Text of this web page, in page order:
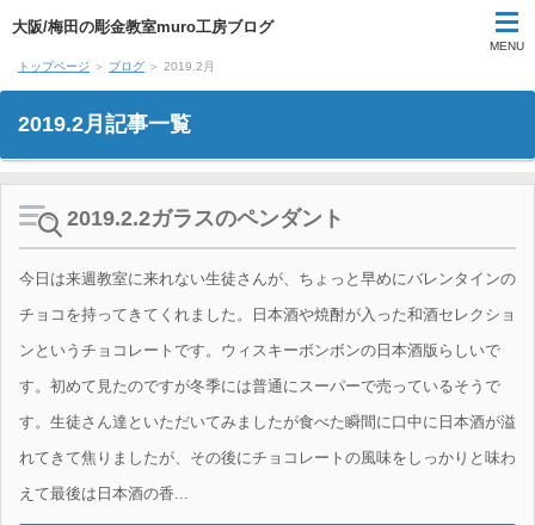
大阪/梅田の彫金教室muro工房ブログ
MENU
結婚指輪手作り体験
1日体験講座
教室風景
教室案内
トップページ ＞ ブログ ＞ 2019.2月
2019.2月記事一覧
2019.2.2ガラスのペンダント
今日は来週教室に来れない生徒さんが、ちょっと早めにバレンタインの
チョコを持ってきてくれました。日本酒や焼酎が入った和酒セレクショ
ンというチョコレートです。ウィスキーボンボンの日本酒版らしいで
す。初めて見たのですが冬季には普通にスーパーで売っているそうで
す。生徒さん達といただいてみましたが食べた瞬間に口中に日本酒が溢
れてきて焦りましたが、その後にチョコレートの風味をしっかりと味わ
えて最後は日本酒の香...